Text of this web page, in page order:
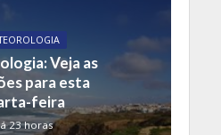
Veja as
para esta
feira
23 horas